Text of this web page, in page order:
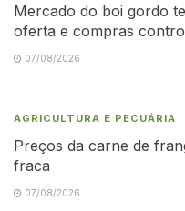
Mercado do boi gordo
oferta e compras
07/08/2026
AGRICULTURA E PECUÁRIA
Preços da carne de
fraca
07/08/2026